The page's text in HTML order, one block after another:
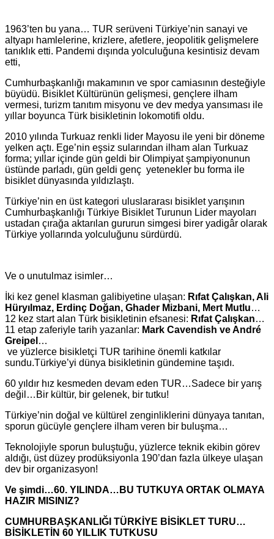
1963’ten bu yana… TUR serüveni Türkiye’nin sanayi ve
altyapı hamlelerine, krizlere, afetlere, jeopolitik gelişmelere
tanıklık etti. Pandemi dışında yolculuğuna kesintisiz devam
etti,
Cumhurbaşkanlığı makamının ve spor camiasının desteğiyle
büyüdü. Bisiklet Kültürünün gelişmesi, gençlere ilham
vermesi, turizm tanıtım misyonu ve dev medya yansıması ile
yıllar boyunca Türk bisikletinin lokomotifi oldu.
2010 yılında Turkuaz renkli lider Mayosu ile yeni bir döneme
yelken açtı. Ege’nin eşsiz sularından ilham alan Turkuaz
forma; yıllar içinde gün geldi bir Olimpiyat şampiyonunun
üstünde parladı, gün geldi genç yetenekler bu forma ile
bisiklet dünyasında yıldızlaştı.
Türkiye’nin en üst kategori uluslararası bisiklet yarışının
Cumhurbaşkanlığı Türkiye Bisiklet Turunun Lider mayoları
ustadan çırağa aktarılan gururun simgesi birer yadigâr olarak
Türkiye yollarında yolculuğunu sürdürdü.
Ve o unutulmaz isimler…
İki kez genel klasman galibiyetine ulaşan: Rıfat Çalışkan, Ali
Hüryılmaz, Erdinç Doğan, Ghader Mizbani, Mert Mutlu…
12 kez start alan Türk bisikletinin efsanesi: Rıfat Çalışkan…
11 etap zaferiyle tarih yazanlar: Mark Cavendish ve André
Greipel …
ve yüzlerce bisikletçi TUR tarihine önemli katkılar
sundu.Türkiye’yi dünya bisikletinin gündemine taşıdı.
60 yıldır hız kesmeden devam eden TUR…Sadece bir yarış
değil…Bir kültür, bir gelenek, bir tutku!
Türkiye’nin doğal ve kültürel zenginliklerini dünyaya tanıtan,
sporun gücüyle gençlere ilham veren bir buluşma…
Teknolojiyle sporun buluştuğu, yüzlerce teknik ekibin görev
aldığı, üst düzey prodüksiyonla 190’dan fazla ülkeye ulaşan
dev bir organizasyon!
Ve şimdi…60. YILINDA…BU TUTKUYA ORTAK OLMAYA
HAZIR MISINIZ?
CUMHURBAŞKANLIĞI TÜRKİYE BİSİKLET TURU…
BİSİKLETİN 60 YILLIK TUTKUSU